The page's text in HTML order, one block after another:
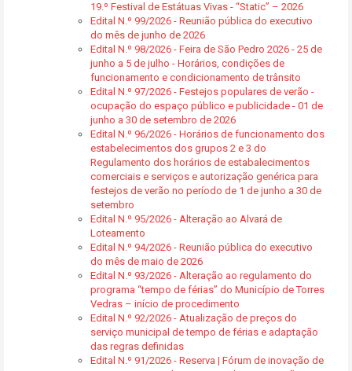
19.º Festival de Estátuas Vivas - “Static” – 2026
Edital N.º 99/2026 - Reunião pública do executivo
do mês de junho de 2026
Edital N.º 98/2026 - Feira de São Pedro 2026 - 25 de
junho a 5 de julho - Horários, condições de
funcionamento e condicionamento de trânsito
Edital N.º 97/2026 - Festejos populares de verão -
ocupação do espaço público e publicidade - 01 de
junho a 30 de setembro de 2026
Edital N.º 96/2026 - Horários de funcionamento dos
estabelecimentos dos grupos 2 e 3 do
Regulamento dos horários de estabalecimentos
comerciais e serviços e autorização genérica para
festejos de verão no período de 1 de junho a 30 de
setembro
Edital N.º 95/2026 - Alteração ao Alvará de
Loteamento
Edital N.º 94/2026 - Reunião pública do executivo
do mês de maio de 2026
Edital N.º 93/2026 - Alteração ao regulamento do
programa “tempo de férias” do Município de Torres
Vedras – início de procedimento
Edital N.º 92/2026 - Atualização de preços do
serviço municipal de tempo de férias e adaptação
das regras definidas
Edital N.º 91/2026 - Reserva | Fórum de inovação de